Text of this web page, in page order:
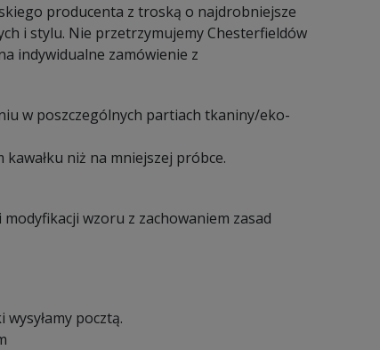
producenta z troską o najdrobniejsze
i stylu. Nie przetrzymujemy Chesterfieldów
indywidualne zamówienie z
w poszczególnych partiach tkaniny/eko-
niż na mniejszej próbce.
wzoru z zachowaniem zasad
pocztą.